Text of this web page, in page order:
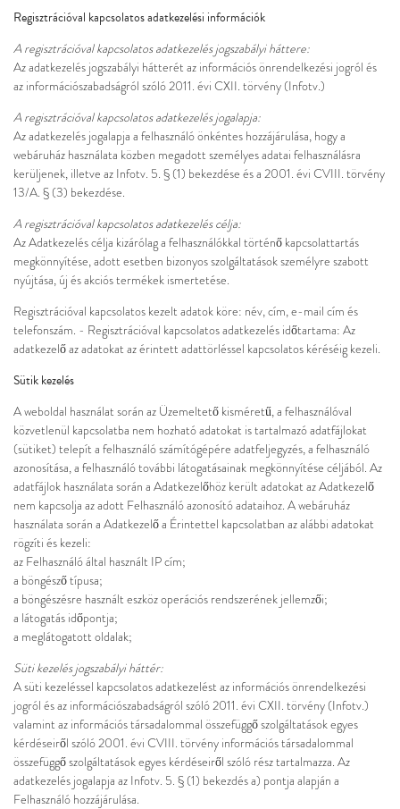
Regisztrációval kapcsolatos adatkezelési információk
A regisztrációval kapcsolatos adatkezelés jogszabályi háttere:
Az adatkezelés jogszabályi hátterét az információs önrendelkezési jogról és
az információszabadságról szóló 2011. évi CXII. törvény (Infotv.)
A regisztrációval kapcsolatos adatkezelés jogalapja:
Az adatkezelés jogalapja a felhasználó önkéntes hozzájárulása, hogy a
webáruház használata közben megadott személyes adatai felhasználásra
kerüljenek, illetve az Infotv. 5. § (1) bekezdése és a 2001. évi CVIII. törvény
13/A. § (3) bekezdése.
A regisztrációval kapcsolatos adatkezelés célja:
Az Adatkezelés célja kizárólag a felhasználókkal történő kapcsolattartás
megkönnyítése, adott esetben bizonyos szolgáltatások személyre szabott
nyújtása, új és akciós termékek ismertetése.
Regisztrációval kapcsolatos kezelt adatok köre: név, cím, e-mail cím és
telefonszám. - Regisztrációval kapcsolatos adatkezelés időtartama: Az
adatkezelő az adatokat az érintett adattörléssel kapcsolatos kéréséig kezeli.
Sütik kezelés
A weboldal használat során az Üzemeltető kisméretű, a felhasználóval
közvetlenül kapcsolatba nem hozható adatokat is tartalmazó adatfájlokat
(sütiket) telepít a felhasználó számítógépére adatfeljegyzés, a felhasználó
azonosítása, a felhasználó további látogatásainak megkönnyítése céljából. Az
adatfájlok használata során a Adatkezelőhöz került adatokat az Adatkezelő
nem kapcsolja az adott Felhasználó azonosító adataihoz. A webáruház
használata során a Adatkezelő a Érintettel kapcsolatban az alábbi adatokat
rögzíti és kezeli:
az Felhasználó által használt IP cím;
a böngésző típusa;
a böngészésre használt eszköz operációs rendszerének jellemzői;
a látogatás időpontja;
a meglátogatott oldalak;
Süti kezelés jogszabályi háttér:
A süti kezeléssel kapcsolatos adatkezelést az információs önrendelkezési
jogról és az információszabadságról szóló 2011. évi CXII. törvény (Infotv.)
valamint az információs társadalommal összefüggő szolgáltatások egyes
kérdéseiről szóló 2001. évi CVIII. törvény információs társadalommal
összefüggő szolgáltatások egyes kérdéseiről szóló rész tartalmazza. Az
adatkezelés jogalapja az Infotv. 5. § (1) bekezdés a) pontja alapján a
Felhasználó hozzájárulása.